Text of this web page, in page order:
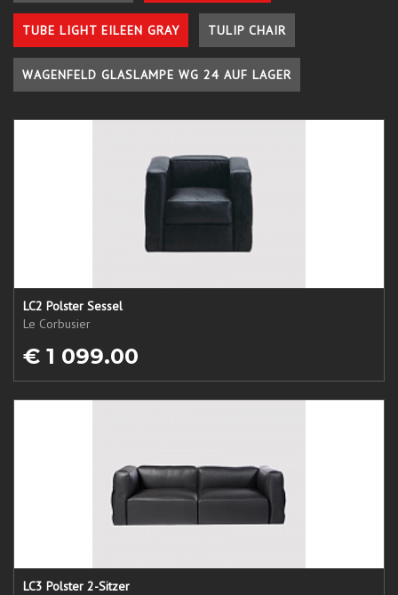
TUBE LIGHT EILEEN GRAY TULIP CHAIR
WAGENFELD GLASLAMPE WG 24 AUF LAGER
LC2 Polster Sessel
Le Corbusier
€ 1 099.00
LC3 Polster 2-Sitzer